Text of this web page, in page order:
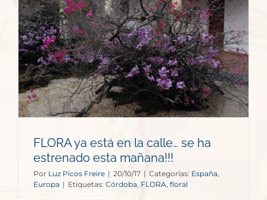
FLORA ya está en la calle… se ha
estrenado esta mañana!!!
Por Luz Picos Freire | 20/10/17 | Categorías: España,
Europa | Etiquetas: Córdoba, FLORA, floral